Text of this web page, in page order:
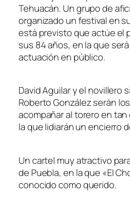
Tehuacán. Un grupo de
organizado un festival en
está previsto que actúe el
sus 84 años, en la que
actuación en público.
David Aguilar y el novillero
Roberto González serán
acompañar al torero en
la que lidiarán un encierro
Un cartel muy atractivo
de Puebla, en la que «El
conocido como querido.